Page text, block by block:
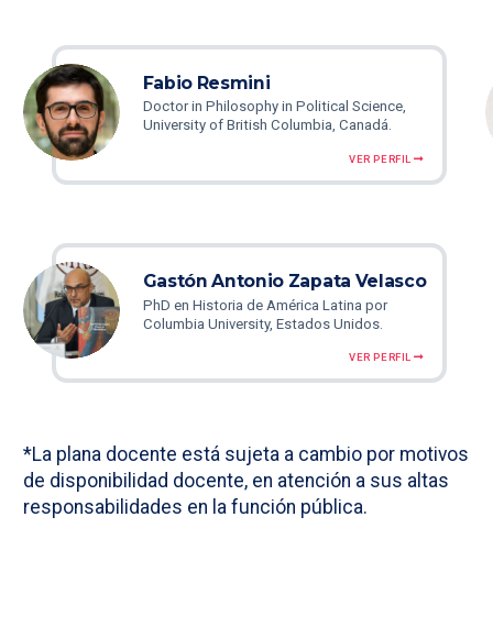
Fabio Resmini
Doctor in Philosophy in Political Science,
University of British Columbia, Canadá.
VER PERFIL
Gastón Antonio Zapata Velasco
PhD en Historia de América Latina por
Columbia University, Estados Unidos.
VER PERFIL
*La plana docente está sujeta a cambio por motivos
de disponibilidad docente, en atención a sus altas
responsabilidades en la función pública.